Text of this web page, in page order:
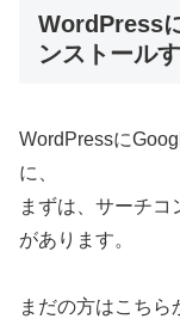
WordPress
ンストール
WordPressに
に、
まずは、サーチ
があります。
まだの方はこち